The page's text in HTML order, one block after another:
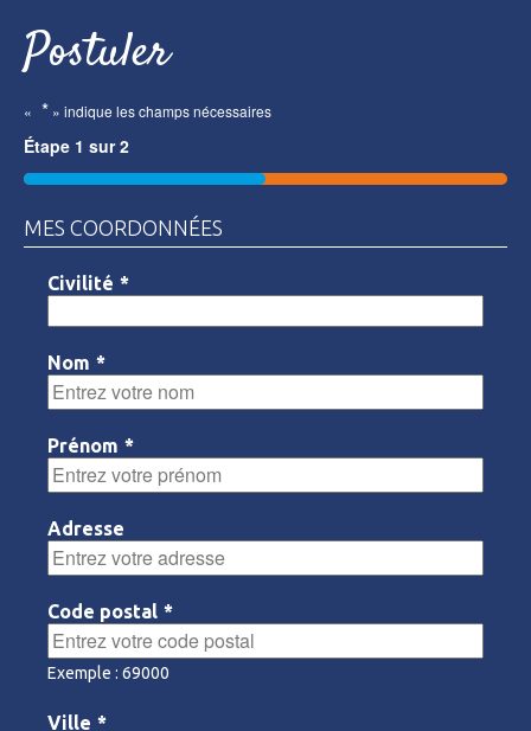
Postuler
« * » indique les champs nécessaires
Étape 1 sur2
50%
MES COORDONNÉES
Civilité *
Nom *
Prénom *
Adresse
Code postal *
Exemple : 69000
Ville *